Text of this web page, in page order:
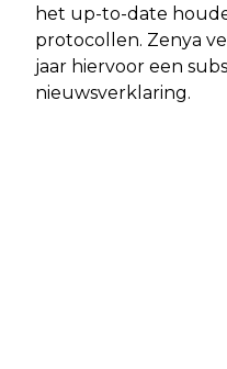
het up-to-date
protocollen. Zenya
jaar hiervoor een
nieuwsverklaring.